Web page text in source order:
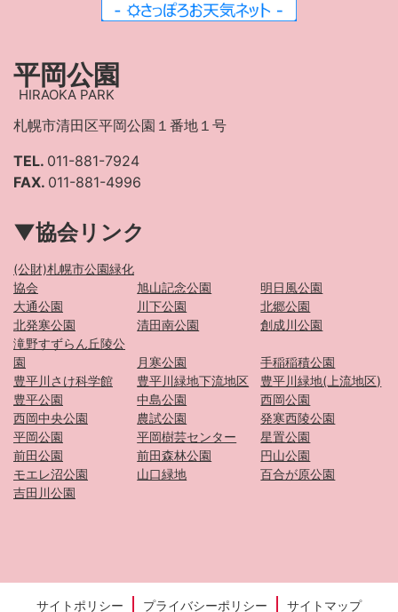
平岡公園
HIRAOKA PARK
札幌市清田区平岡公園１番地１号
TEL. 011-881-7924
FAX. 011-881-4996
▼協会リンク
(公財)札幌市公園緑化
協会
旭山記念公園
明日風公園
大通公園
川下公園
北郷公園
北発寒公園
清田南公園
創成川公園
滝野すずらん丘陵公
園
月寒公園
手稲稲積公園
豊平川さけ科学館
豊平川緑地下流地区
豊平川緑地(上流地区)
豊平公園
中島公園
西岡公園
西岡中央公園
農試公園
発寒西陵公園
平岡公園
平岡樹芸センター
星置公園
前田公園
前田森林公園
円山公園
モエレ沼公園
山口緑地
百合が原公園
吉田川公園
サイトポリシー プライバシーポリシー サイトマップ